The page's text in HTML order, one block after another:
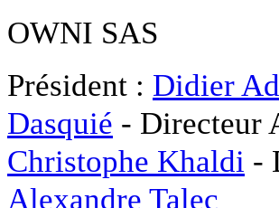
OWNI SAS
Président : Didier
Dasquié - Directeur
Christophe Khaldi -
Alexandre Talec